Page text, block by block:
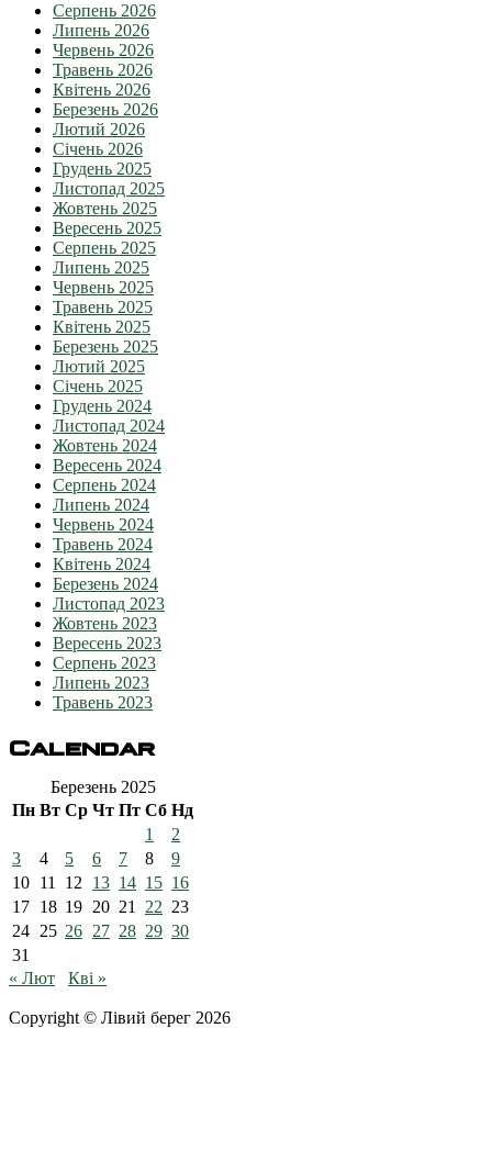
Серпень 2026
Липень 2026
Червень 2026
Травень 2026
Квітень 2026
Березень 2026
Лютий 2026
Січень 2026
Грудень 2025
Листопад 2025
Жовтень 2025
Вересень 2025
Серпень 2025
Липень 2025
Червень 2025
Травень 2025
Квітень 2025
Березень 2025
Лютий 2025
Січень 2025
Грудень 2024
Листопад 2024
Жовтень 2024
Вересень 2024
Серпень 2024
Липень 2024
Червень 2024
Травень 2024
Квітень 2024
Березень 2024
Листопад 2023
Жовтень 2023
Вересень 2023
Серпень 2023
Липень 2023
Травень 2023
Calendar
Березень 2025
Пн Вт Ср Чт Пт Сб Нд
1
2
3
4 5 6 7 8
9
10 11 12 13 14 15 16
17 18 19 20 21 22 23
24 25 26 27 28 29 30
31
« Лют
Кві »
Copyright © Лівий берег 2026